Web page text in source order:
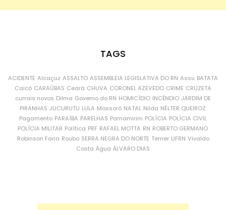
TAGS
ACIDENTE Alcaçuz ASSALTO ASSEMBLEIA LEGISLATIVA DO RN Assu BATATA
Caicó CARAÚBAS Ceará CHUVA CORONEL AZEVEDO CRIME CRUZETA
currais novos Dilma Governo do RN HOMICÍDIO INCÊNDIO JARDIM DE
PIRANHAS JUCURUTU LULA Mossoró NATAL Nilda NÉLTER QUEIROZ
Pagamento PARAÍBA PARELHAS Parnamirim POLÍCIA POLÍCIA CIVIL
POLÍCIA MILITAR Política PRF RAFAEL MOTTA RN ROBERTO GERMANO
Robinson Faria Roubo SERRA NEGRA DO NORTE Temer UFRN Vivaldo
Costa Água ÁLVARO DIAS